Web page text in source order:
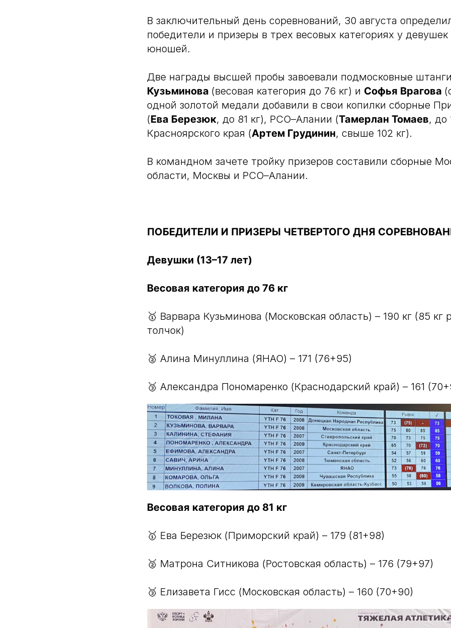
В заключительный день соревнований, 30 августа
победители и призеры в трех весовых категориях у
юношей.
Две награды высшей пробы завоевали подмосковные
Кузьминова (весовая категория до 76 кг) и Софья Врагова
одной золотой медали добавили в свои копилки сборные
(Ева Березюк, до 81 кг), РСО–Алании (Тамерлан Томаев, до
Красноярского края (Артем Грудинин, свыше 102 кг).
В командном зачете тройку призеров составили сборные
области, Москвы и РСО–Алании.
ПОБЕДИТЕЛИ И ПРИЗЕРЫ ЧЕТВЕРТОГО ДНЯ
Девушки (13–17 лет)
Весовая категория до 76 кг
🥇 Варвара Кузьминова (Московская область) – 190 кг (85 кг
толчок)
🥈 Алина Минуллина (ЯНАО) – 171 (76+95)
🥉 Александра Пономаренко (Краснодарский край) – 161
Весовая категория до 81 кг
🥇 Ева Березюк (Приморский край) – 179 (81+98)
🥈 Матрона Ситникова (Ростовская область) – 176 (79+97)
🥉 Елизавета Гисс (Московская область) – 160 (70+90)